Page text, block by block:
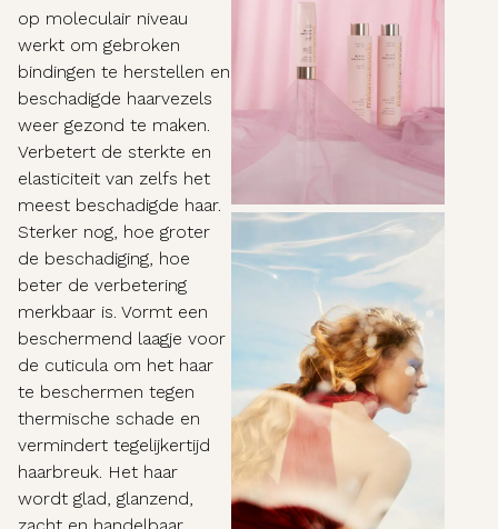
op moleculair niveau
werkt om gebroken
bindingen te herstellen en
beschadigde haarvezels
weer gezond te maken.
Verbetert de sterkte en
elasticiteit van zelfs het
meest beschadigde haar.
Sterker nog, hoe groter
de beschadiging, hoe
beter de verbetering
merkbaar is. Vormt een
beschermend laagje voor
de cuticula om het haar
te beschermen tegen
thermische schade en
vermindert tegelijkertijd
haarbreuk. Het haar
wordt glad, glanzend,